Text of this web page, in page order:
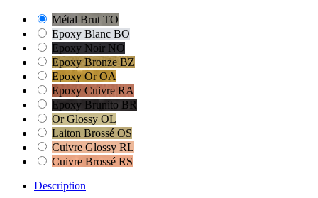
Métal Brut TO
Epoxy Blanc BO
Epoxy Noir NO
Epoxy Bronze BZ
Epoxy Or OA
Epoxy Cuivre RA
Epoxy Brunito BR
Or Glossy OL
Laiton Brossé OS
Cuivre Glossy RL
Cuivre Brossé RS
Description